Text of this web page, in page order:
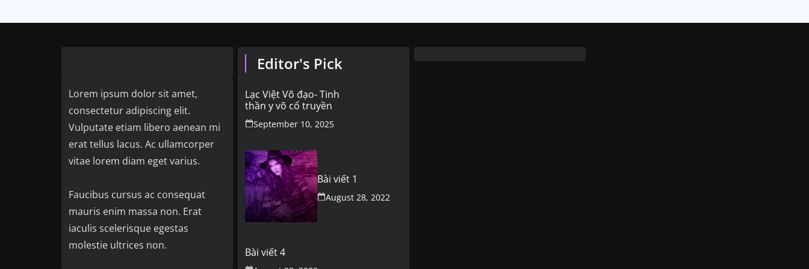
Lorem ipsum dolor sit amet,
consectetur adipiscing elit.
Vulputate etiam libero aenean mi
erat tellus lacus. Ac ullamcorper
vitae lorem diam eget varius.
Faucibus cursus ac consequat
mauris enim massa non. Erat
iaculis scelerisque egestas
molestie ultrices non.
Editor's Pick
Lạc Việt Võ đạo- Tinh
thần y võ cổ truyền
September 10, 2025
Bài viết 1
August 28, 2022
Bài viết 4